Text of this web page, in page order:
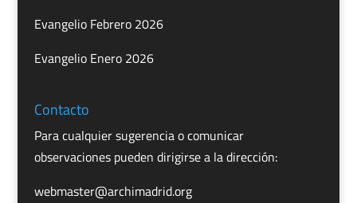
Evangelio Febrero 2026
Evangelio Enero 2026
Contacto
Para cualquier sugerencia o comunicar
observaciones pueden dirigirse a la dirección:
webmaster@archimadrid.org